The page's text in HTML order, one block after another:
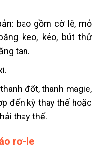
bao gồm cờ lê, mỏ
keo, kéo, bút thử
tan.
đốt, thanh magie,
đến kỳ thay thế hoặc
thay thế.
rơ-le